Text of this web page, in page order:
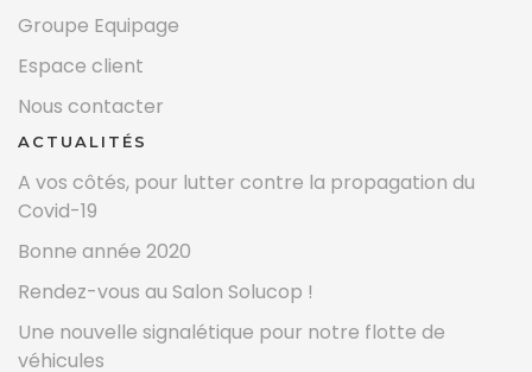
Groupe Equipage
Espace client
Nous contacter
ACTUALITÉS
A vos côtés, pour lutter contre la propagation du
Covid-19
Bonne année 2020
Rendez-vous au Salon Solucop !
Une nouvelle signalétique pour notre flotte de
véhicules